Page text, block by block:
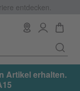
entdecken.
Artikel erhalten.